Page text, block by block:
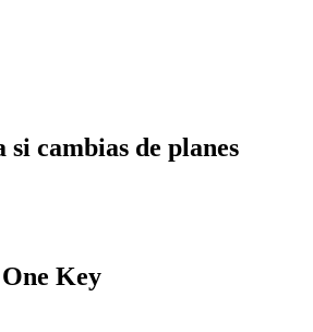
cambias de planes
Key